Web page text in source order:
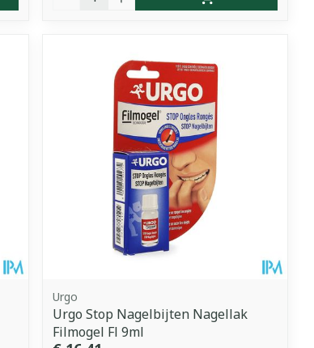
Urgo
Urgo Stop Nagelbijten Nagellak
Filmogel Fl 9ml